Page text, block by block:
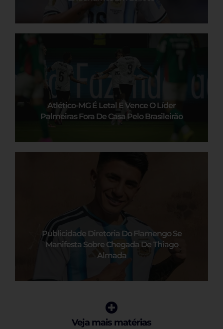
Atlético-MG É Letal E Vence O Líder
Palmeiras Fora De Casa Pelo Brasileirão
Publicidade Diretoria Do Flamengo Se
Manifesta Sobre Chegada De Thiago
Almada
Veja mais matérias